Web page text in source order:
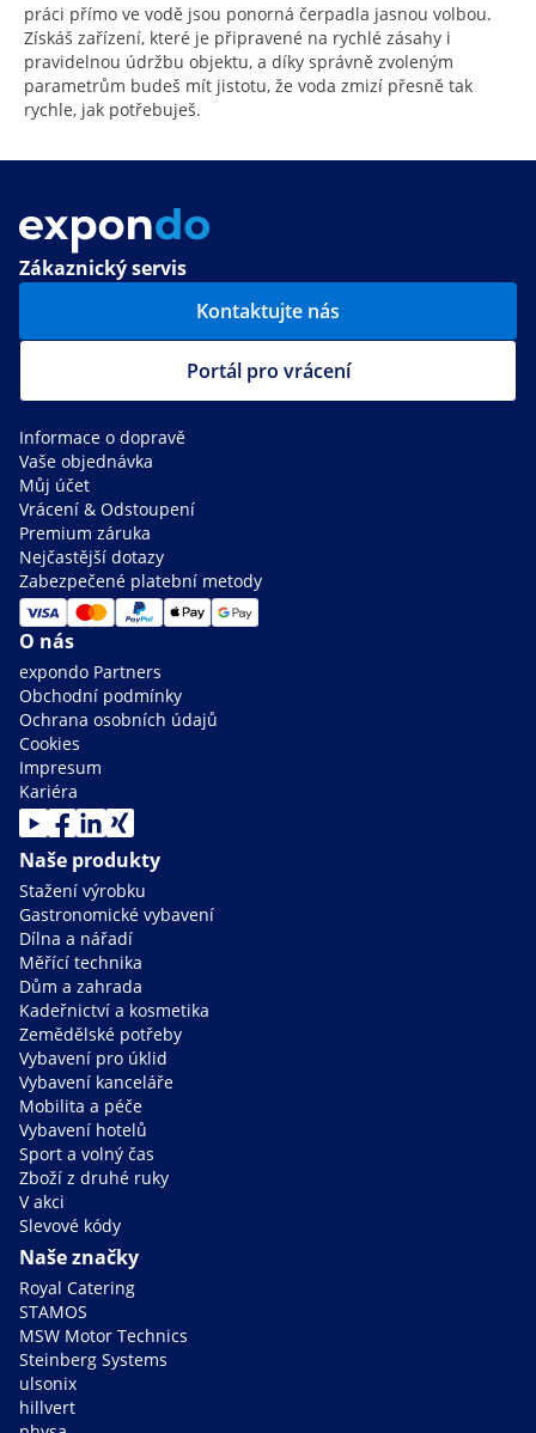
práci přímo ve vodě jsou ponorná čerpadla jasnou volbou.
Získáš zařízení, které je připravené na rychlé zásahy i
pravidelnou údržbu objektu, a díky správně zvoleným
parametrům budeš mít jistotu, že voda zmizí přesně tak
rychle, jak potřebuješ.
Zákaznický servis
Kontaktujte nás
Portál pro vrácení
Informace o dopravě
Vaše objednávka
Můj účet
Vrácení & Odstoupení
Premium záruka
Nejčastější dotazy
Zabezpečené platební metody
O nás
expondo Partners
Obchodní podmínky
Ochrana osobních údajů
Cookies
Impresum
Kariéra
Naše produkty
Stažení výrobku
Gastronomické vybavení
Dílna a nářadí
Měřící technika
Dům a zahrada
Kadeřnictví a kosmetika
Zemědělské potřeby
Vybavení pro úklid
Vybavení kanceláře
Mobilita a péče
Vybavení hotelů
Sport a volný čas
Zboží z druhé ruky
V akci
Slevové kódy
Naše značky
Royal Catering
STAMOS
MSW Motor Technics
Steinberg Systems
ulsonix
hillvert